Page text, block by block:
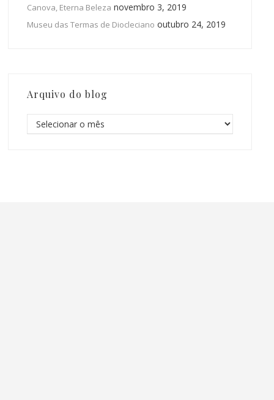
Canova, Eterna Beleza novembro 3, 2019
Museu das Termas de Diocleciano outubro 24, 2019
Arquivo do blog